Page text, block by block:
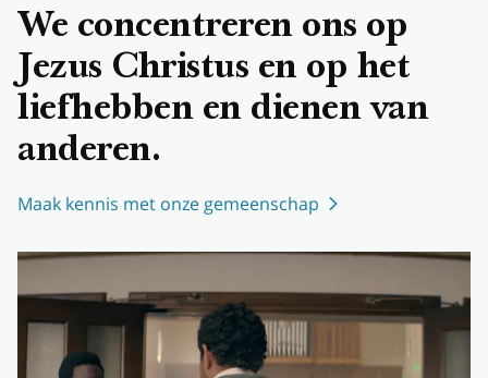
We concentreren ons op
Jezus Christus en op het
liefhebben en dienen van
anderen.
Maak kennis met onze gemeenschap